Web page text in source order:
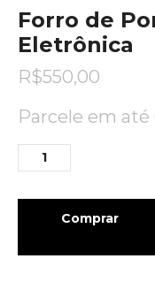
Forro de
Eletrônica
R$550,00
Parcele em até
Comprar